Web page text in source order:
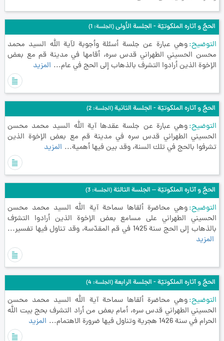
الحجّ و آثاره الملكوتيّة - الجلسة الأولى(الجلسة: 1)
التوضيح وهي عبارة عن جلسة أسئلة وأجوبة لآية الله السيد محمد
محسن الحسيني الطهراني قدس سره، أقامها في مدينة قم مع بعض
الإخوة الذين أرادوا التشرف بالذهاب إلى الحج في عام... المزيد
الحجّ و آثاره الملكوتيّة - الجلسة الثانية(الجلسة: 2)
التوضيح وهي عبارة عن جلسة عقدها آية الله السيد محمد محسن
الحسيني الطهراني قدس سره في مدينة قم مع بعض الإخوة الذين
تشرفوا بالحج في تلك السنة، وقد بين فيها أهمية... المزيد
الحجّ و آثاره الملكوتيّة – الجلسة الثالثة(الجلسة: 3)
التوضيح وهي محاضرة ألقاها سماحة آية الله السيد محمد محسن
الحسيني الطهراني على مسامع بعض الإخوة الذين أرادوا التشرّف
بالذهاب إلى الحج سنة 1425 في قم المقدّسة، وقد تناول فيها تفسير...
المزيد
الحجّ و آثاره الملكوتيّة - الجلسة الرابعة(الجلسة: 4)
التوضيح وهي محاضرة ألقاها سماحة آية الله السيد محمد محسن
الحسيني الطهراني قدس سره، أمام بعض من أراد التشرف بحج بيت الله
الحرام في سنة 1426 هجرية وتناول فيها ضرورة الاهتمام...
المزيد